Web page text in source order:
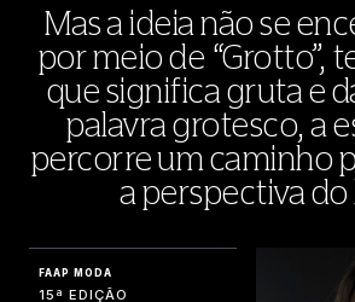
Mas a ideia não se
por meio de “Grotto”,
que significa gruta e
palavra grotesco, a
percorre um caminho
a perspectiva do
FAAP MODA
15ª EDIÇÃO